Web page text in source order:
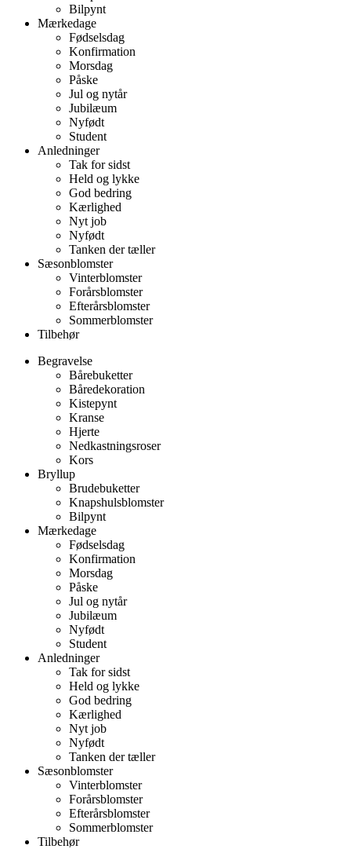
Bilpynt
Mærkedage
Fødselsdag
Konfirmation
Morsdag
Påske
Jul og nytår
Jubilæum
Nyfødt
Student
Anledninger
Tak for sidst
Held og lykke
God bedring
Kærlighed
Nyt job
Nyfødt
Tanken der tæller
Sæsonblomster
Vinterblomster
Forårsblomster
Efterårsblomster
Sommerblomster
Tilbehør
Begravelse
Bårebuketter
Båredekoration
Kistepynt
Kranse
Hjerte
Nedkastningsroser
Kors
Bryllup
Brudebuketter
Knapshulsblomster
Bilpynt
Mærkedage
Fødselsdag
Konfirmation
Morsdag
Påske
Jul og nytår
Jubilæum
Nyfødt
Student
Anledninger
Tak for sidst
Held og lykke
God bedring
Kærlighed
Nyt job
Nyfødt
Tanken der tæller
Sæsonblomster
Vinterblomster
Forårsblomster
Efterårsblomster
Sommerblomster
Tilbehør